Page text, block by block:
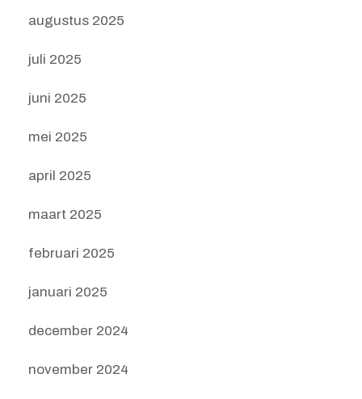
augustus 2025
juli 2025
juni 2025
mei 2025
april 2025
maart 2025
februari 2025
januari 2025
december 2024
november 2024